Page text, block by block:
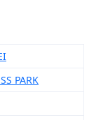
PARK